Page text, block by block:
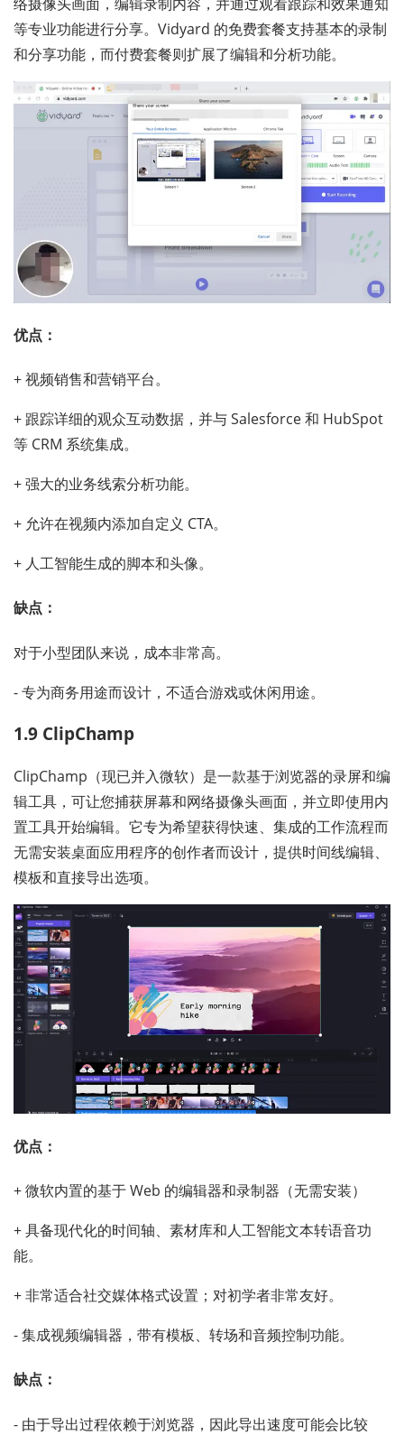
等专业功能进行分享。Vidyard 的免费套餐支持基本的录制
和分享功能，而付费套餐则扩展了编辑和分析功能。
优点：
+ 视频销售和营销平台。
+ 跟踪详细的观众互动数据，并与 Salesforce 和 HubSpot
等 CRM 系统集成。
+ 强大的业务线索分析功能。
+ 允许在视频内添加自定义 CTA。
+ 人工智能生成的脚本和头像。
缺点：
对于小型团队来说，成本非常高。
- 专为商务用途而设计，不适合游戏或休闲用途。
1.9 ClipChamp
ClipChamp（现已并入微软）是一款基于浏览器的录屏和编
辑工具，可让您捕获屏幕和网络摄像头画面，并立即使用内
置工具开始编辑。它专为希望获得快速、集成的工作流程而
无需安装桌面应用程序的创作者而设计，提供时间线编辑、
模板和直接导出选项。
优点：
+ 微软内置的基于 Web 的编辑器和录制器（无需安装）
+ 具备现代化的时间轴、素材库和人工智能文本转语音功
能。
+ 非常适合社交媒体格式设置；对初学者非常友好。
- 集成视频编辑器，带有模板、转场和音频控制功能。
缺点：
- 由于导出过程依赖于浏览器，因此导出速度可能会比较